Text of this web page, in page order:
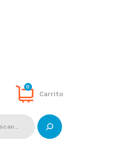
Carrito
0
Buscar